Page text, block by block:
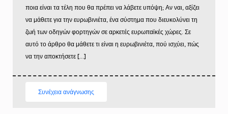
ποια είναι τα τέλη που θα πρέπει να λάβετε υπόψη; Αν ναι, αξίζει
να μάθετε για την ευρωβινιέτα, ένα σύστημα που διευκολύνει τη
ζωή των οδηγών φορτηγών σε αρκετές ευρωπαϊκές χώρες. Σε
αυτό το άρθρο θα μάθετε τι είναι η ευρωβινιέτα, πού ισχύει, πώς
να την αποκτήσετε […]
Συνέχεια ανάγνωσης